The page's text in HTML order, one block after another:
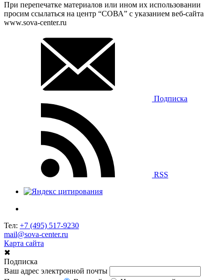
При перепечатке материалов или ином их использовании
просим ссылаться на центр “СОВА” с указанием веб-сайта
www.sova-center.ru
Подписка
RSS
Тел: +7 (495) 517-9230
mail@sova-center.ru
Карта сайта
✖
Подписка
Ваш адрес электронной почты